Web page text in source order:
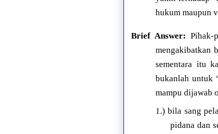
hukum maupun
Brief Answer: Pihak-
mengakibatkan
sementara itu
bukanlah untuk
mampu dijawab
1.) bila sang
pidana dan